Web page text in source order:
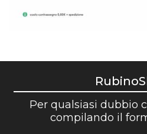
Per qualsiasi dubbio
compilando il